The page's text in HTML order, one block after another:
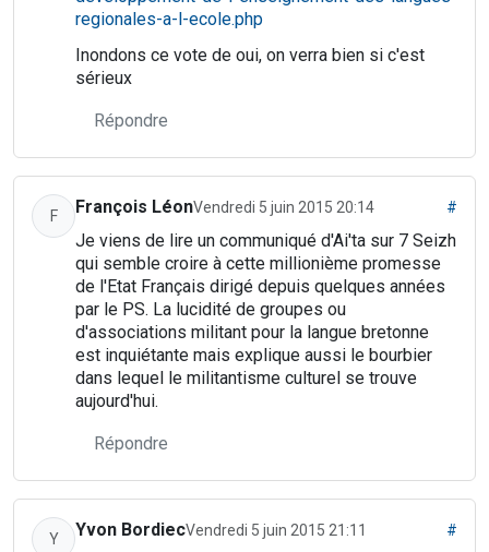
regionales-a-l-ecole.php
Inondons ce vote de oui, on verra bien si c'est
sérieux
Répondre
F François LéonVendredi 5 juin 2015 20:14 #
Je viens de lire un communiqué d'Ai'ta sur 7 Seizh
qui semble croire à cette millionième promesse
de l'Etat Français dirigé depuis quelques années
par le PS. La lucidité de groupes ou
d'associations militant pour la langue bretonne
est inquiétante mais explique aussi le bourbier
dans lequel le militantisme culturel se trouve
aujourd'hui.
Répondre
Y Yvon BordiecVendredi 5 juin 2015 21:11 #